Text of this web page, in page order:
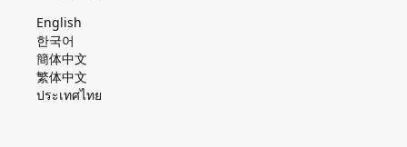
English
한국어
簡体中文
繁体中文
ประเทศไทย